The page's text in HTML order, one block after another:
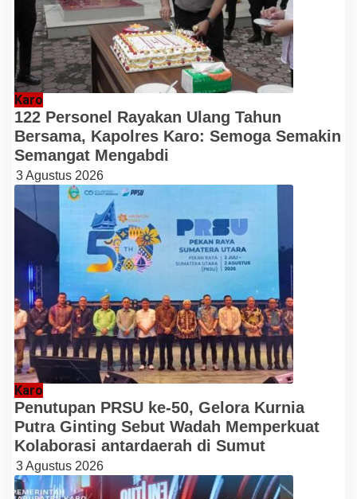
Karo
122 Personel Rayakan Ulang Tahun
Bersama, Kapolres Karo: Semoga Semakin
Semangat Mengabdi
3 Agustus 2026
Karo
Penutupan PRSU ke-50, Gelora Kurnia
Putra Ginting Sebut Wadah Memperkuat
Kolaborasi antardaerah di Sumut
3 Agustus 2026